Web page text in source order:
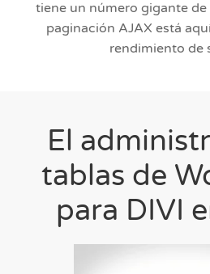
tiene un número gigante
paginación AJAX está
rendimiento de
El
tablas de
para DIVI